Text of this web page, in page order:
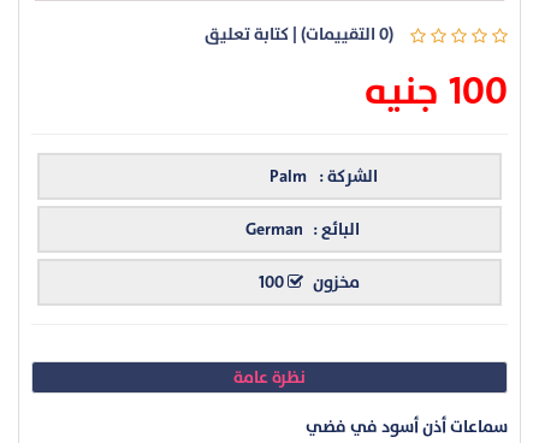
(0 التقييمات) |كتابة تعليق
100 جنيه
الشركة : Palm
البائع :
مخزون
نظرة عامة
سماعات أذن أسود في فضي